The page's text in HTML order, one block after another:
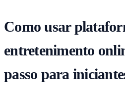
Como usar
entretenimento
passo para